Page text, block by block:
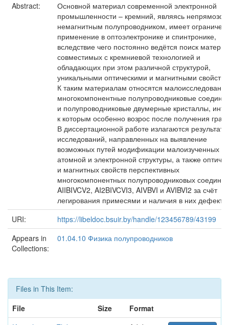
Abstract:
Основной материал современной электронной
промышленности – кремний, являясь
немагнитным полупроводником, имеет
применение в оптоэлектронике и спинтронике,
вследствие чего постоянно ведётся поиск
совместимых с кремниевой технологией и
обладающих при этом различной структурой,
уникальными оптическими и магнитными
К таким материалам относятся
многокомпонентные полупроводниковые
и полупроводниковые двумерные кристаллы,
к которым особенно возрос после получения
В диссертационной работе излагаются результаты
исследований, направленных на выявление
возможных путей модификации малоизученных
атомной и электронной структуры, а также
и магнитных свойств перспективных
многокомпонентных полупроводниковых
AIIBIVCV2, AI2BIVCVI3, AIVBVI и AVIBVI2 за счёт
легирования примесями и наличия в них
URI:
https://libeldoc.bsuir.by/handle/123456789/43199
Appears in
Collections:
01.04.10 Физика полупроводников
Files in This Item:
File
Size
Format